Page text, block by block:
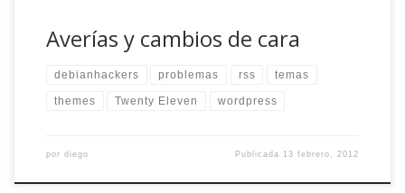
Averías y cambios de cara
debianhackers problemas rss temas
themes Twenty Eleven wordpress
por diego Publicada 13 febrero, 2012